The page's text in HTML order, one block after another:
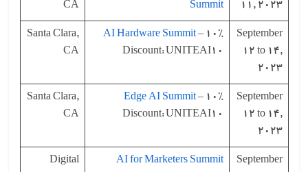
11, 2023
Summit
CA
September
12 to 14,
2023
AI Hardware Summit– 10%
Discount: UNITEAI10
Santa Clara,
CA
September
12 to 14,
2023
Edge AI Summit– 10%
Discount: UNITEAI10
Santa Clara,
CA
September
AI for Marketers Summit
Digital